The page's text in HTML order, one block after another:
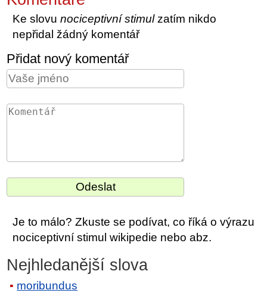
Ke slovunociceptivní stimulzatím nikdo
nepřidal žádný komentář
Přidat nový komentář
Je to málo? Zkuste se podívat, co říká o výrazu
nociceptivní stimul wikipedie nebo abz.
Nejhledanější slova
moribundus